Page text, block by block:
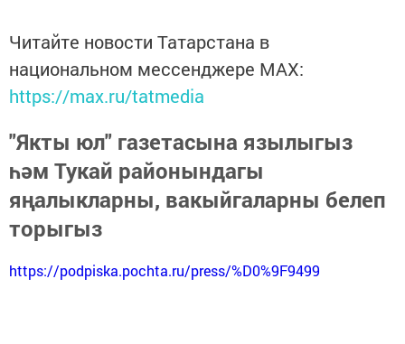
Читайте новости Татарстана в
национальном мессенджере MАХ:
https://max.ru/tatmedia
"Якты юл" газетасына язылыгыз
һәм Тукай районындагы
яңалыкларны, вакыйгаларны белеп
торыгыз
https://podpiska.pochta.ru/press/%D0%9F9499